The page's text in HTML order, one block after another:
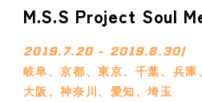
M.S.S Project Soul
2019.7.20 - 2019.8.30/
岐阜、京都、東京、千葉、兵庫
大阪、神奈川、愛知、埼玉